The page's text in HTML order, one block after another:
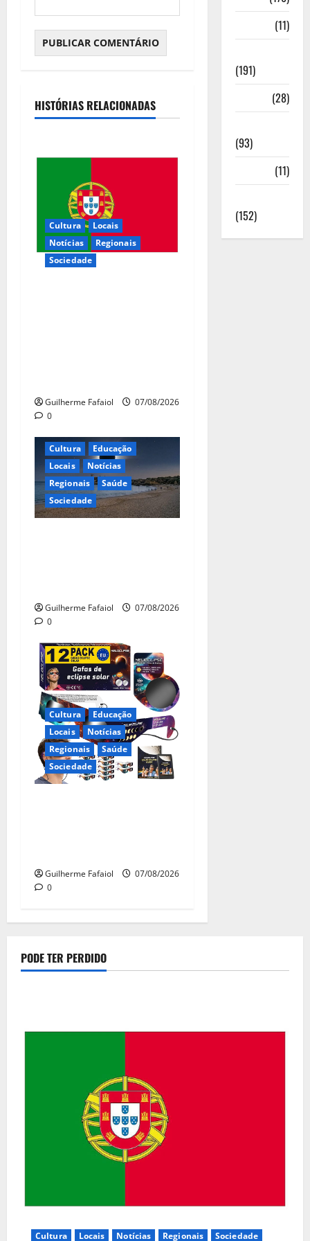
HISTÓRIAS RELACIONADAS
Cultura
Locais
Notícias
Regionais
Sociedade
Guilherme Fafaiol
07/08/2026
0
Cultura
Educação
Locais
Notícias
Regionais
Saúde
Sociedade
Guilherme Fafaiol
07/08/2026
0
Cultura
Educação
Locais
Notícias
Regionais
Saúde
Sociedade
Guilherme Fafaiol
07/08/2026
0
(11)
(191)
(28)
(93)
(11)
(152)
PODE TER PERDIDO
Cultura Locais Notícias Regionais Sociedade